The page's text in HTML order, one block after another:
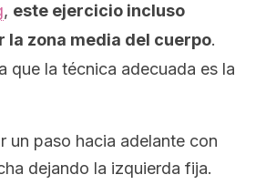
, este ejercicio incluso
la zona media del cuerpo.
que la técnica adecuada es la
un paso hacia adelante con
dejando la izquierda fija.